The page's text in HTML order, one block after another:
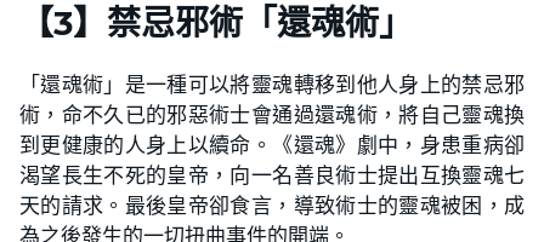
【3】 禁忌邪術「還魂術」
「還魂術」是一種可以將靈魂轉移到他人身上的禁忌邪
術，命不久已的邪惡術士會通過還魂術，將自己靈魂換
到更健康的人身上以續命。《還魂》劇中，身患重病卻
渴望長生不死的皇帝，向一名善良術士提出互換靈魂七
天的請求。最後皇帝卻食言，導致術士的靈魂被困，成
為之後發生的一切扭曲事件的開端。